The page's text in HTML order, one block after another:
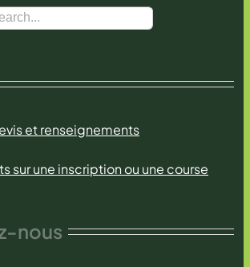
et renseignements
sur une inscription ou une course
nous